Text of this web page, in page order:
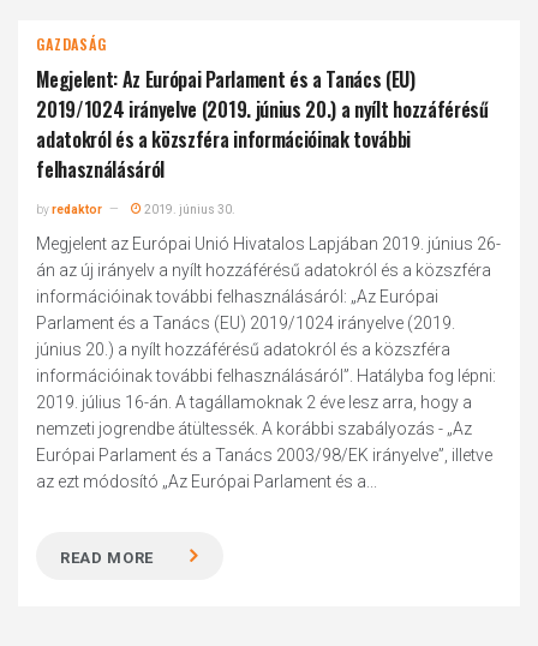
GAZDASÁG
Megjelent: Az Európai Parlament és a Tanács (EU)
2019/1024 irányelve (2019. június 20.) a nyílt hozzáférésű
adatokról és a közszféra információinak további
felhasználásáról
byredaktor 2019. június 30.
Megjelent az Európai Unió Hivatalos Lapjában 2019. június 26-
án az új irányelv a nyílt hozzáférésű adatokról és a közszféra
információinak további felhasználásáról: „Az Európai
Parlament és a Tanács (EU) 2019/1024 irányelve (2019.
június 20.) a nyílt hozzáférésű adatokról és a közszféra
információinak további felhasználásáról”. Hatályba fog lépni:
2019. július 16-án. A tagállamoknak 2 éve lesz arra, hogy a
nemzeti jogrendbe átültessék. A korábbi szabályozás - „Az
Európai Parlament és a Tanács 2003/98/EK irányelve”, illetve
az ezt módosító „Az Európai Parlament és a...
READ MORE